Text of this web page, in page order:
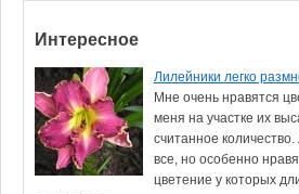
Интересное
Лилейники легко
Мне очень нравятся
меня на участке их
считанное
все, но особенно
цветение у которых